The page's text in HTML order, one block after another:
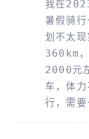
我在
暑假骑
划不太
360km
2000元
车，体
行，需要